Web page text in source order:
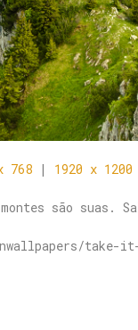
768 | 1920 x 1200
são suas.